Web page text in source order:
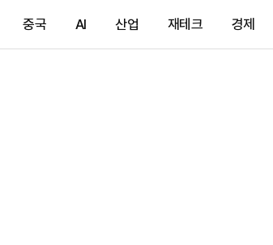
중국 AI 산업 재테크 경제